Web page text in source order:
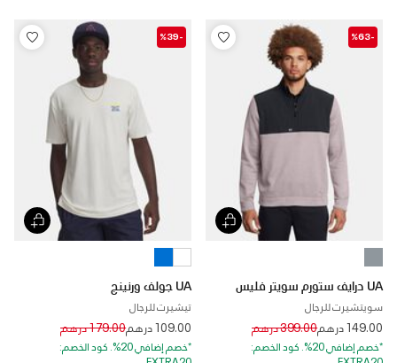
-%63
UA درايف ستورم سويتر فليس
سويتشيرت للرجال
149.00 درهم Price reduced from
399.00 درهم to
*خصم إضافي 20%. كود الخصم:
-%39
UA جولف ورنينج
تيشيرت للرجال
109.00 درهم Price reduced from
179.00 درهم to
*خصم إضافي 20%. كود الخصم: